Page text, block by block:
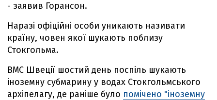
- заявив Горансон.
Наразі офіційні особи уникають називати
країну, човен якої шукають поблизу
Стокгольма.
ВМС Швеції шостий день поспіль шукають
іноземну субмарину у водах Стокгольмського
архіпелагу, де раніше було помічено "іноземну